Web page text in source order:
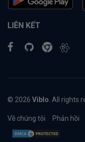
LIÊN KẾT
© 2026 Viblo . All rights
Về chúng tôi Phản hồi